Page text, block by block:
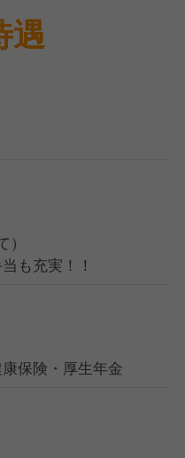
遇
も充実！！
保険・厚生年金